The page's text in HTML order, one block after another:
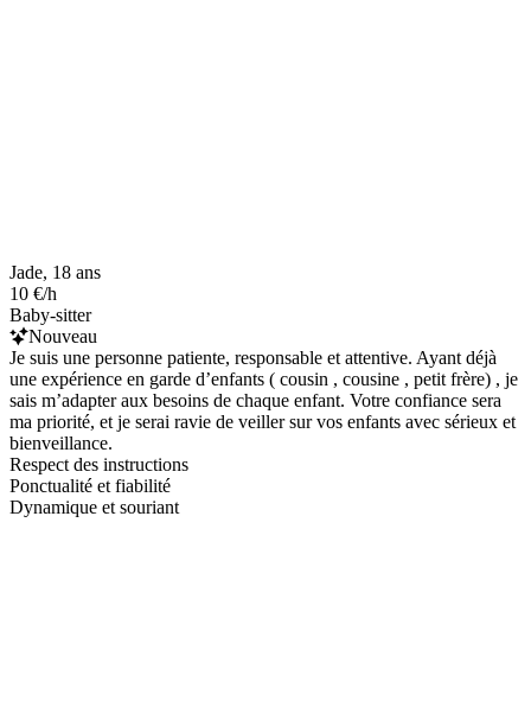
Jade, 18 ans
10 €/h
Baby-sitter
Nouveau
Je suis une personne patiente, responsable et attentive. Ayant déjà
une expérience en garde d’enfants ( cousin , cousine , petit frère) , je
sais m’adapter aux besoins de chaque enfant. Votre confiance sera
ma priorité, et je serai ravie de veiller sur vos enfants avec sérieux et
bienveillance.
Respect des instructions
Ponctualité et fiabilité
Dynamique et souriant